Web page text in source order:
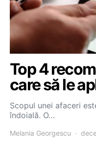
Top 4
care să le
Scopul unei afaceri
îndoială. O…
Melania Georgescu